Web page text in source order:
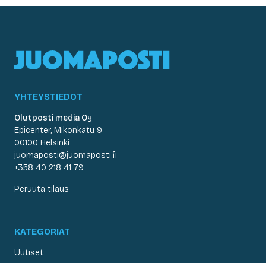
YHTEYSTIEDOT
Olutposti media Oy
Epicenter, Mikonkatu 9
00100 Helsinki
juomaposti@juomaposti.fi
+358 40 218 41 79
Peruuta tilaus
KATEGORIAT
Uutiset